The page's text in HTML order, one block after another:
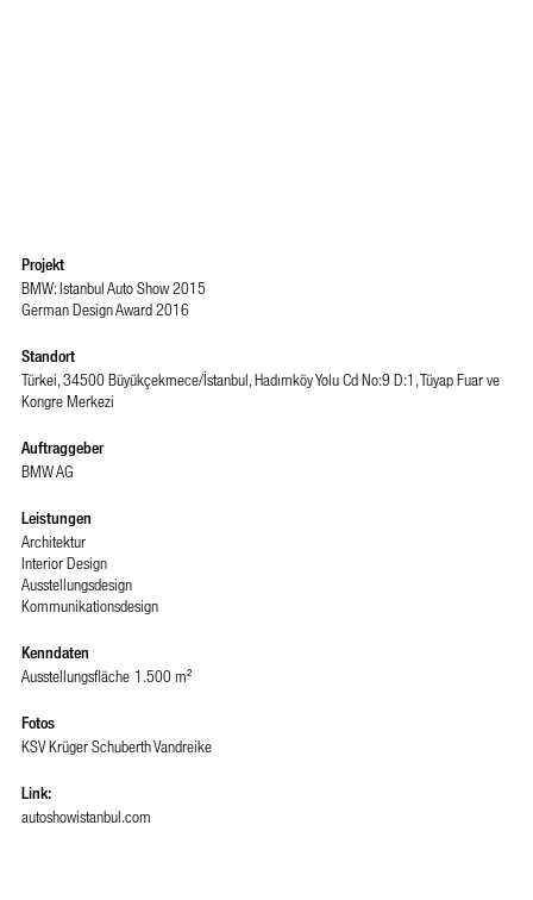
Projekt
BMW: Istanbul Auto Show 2015
German Design Award 2016
Standort
Türkei, 34500 Büyükçekmece/İstanbul, Hadımköy Yolu Cd No:9 D:1, Tüyap Fuar ve
Kongre Merkezi
Auftraggeber
BMW AG
Leistungen
Architektur
Interior Design
Ausstellungsdesign
Kommunikationsdesign
Kenndaten
Ausstellungsfläche 1.500 m²
Fotos
KSV Krüger Schuberth Vandreike
Link:
autoshowistanbul.com